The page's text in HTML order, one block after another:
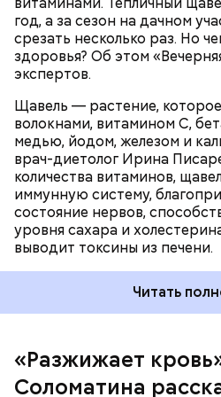
год, а за сезон на дачном
срезать несколько раз. Но
здоровья? Об этом
экспертов.
Щавель — растение,
волокнами, витамином С,
медью, йодом, железом и
врач-диетолог Ирина
количества витаминов,
иммунную систему,
состояние нервов,
уровня сахара и
выводит токсины из печени.
Читать
«Разжижает
Соломатина
Диетолог отметила, что
оболочки кишечника и
— предупредила